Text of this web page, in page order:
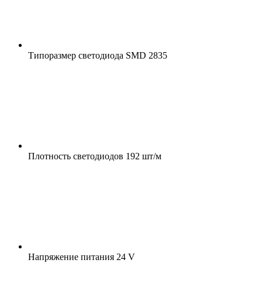
Типоразмер светодиода SMD 2835
Плотность светодиодов 192 шт/м
Напряжение питания 24 V